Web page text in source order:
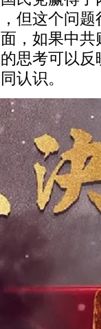
但这个问
，如果中
思考可以
认识。